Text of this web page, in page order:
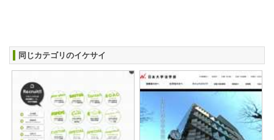
同じカテゴリのイケサイ